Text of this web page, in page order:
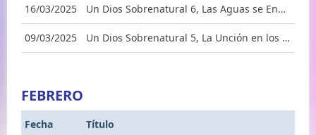
16/03/2025 Un Dios Sobrenatural 6, Las Aguas se Endulzan
09/03/2025 Un Dios Sobrenatural 5, La Unción en los Huesos
FEBRERO
Fecha Título